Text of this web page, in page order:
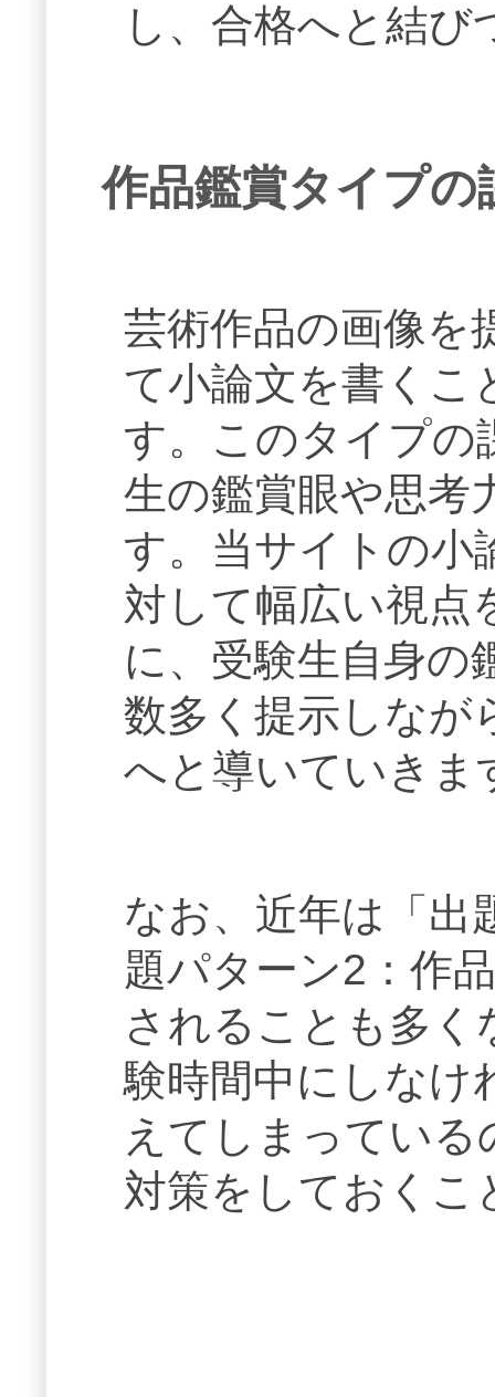
し、合格へと結
作品鑑賞タイプの
芸術作品の画像を
て小論文を書くこ
す。このタイプの
生の鑑賞眼や思考
す。当サイトの小
対して幅広い視点
に、受験生自身の
数多く提示しなが
へと導いていきま
なお、近年は「出
題パターン2：作
されることも多
験時間中にしなけ
えてしまってい
対策をしておくこ